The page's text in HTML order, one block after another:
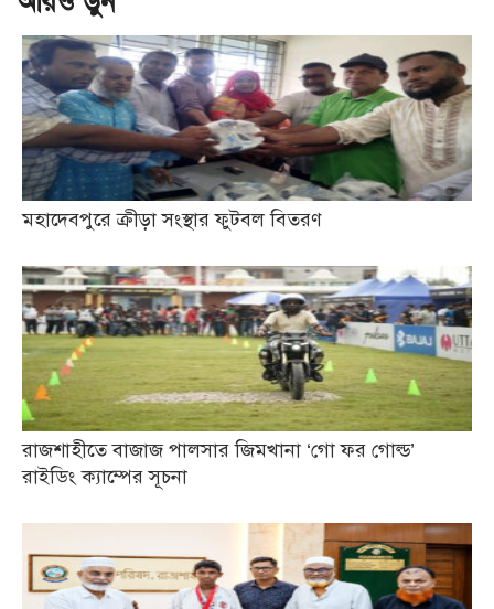
মহাদেবপুরে ক্রীড়া সংস্থার ফুটবল বিতরণ
রাজশাহীতে বাজাজ পালসার জিমখানা ‘গো ফর গোল্ড’
রাইডিং ক্যাম্পের সূচনা